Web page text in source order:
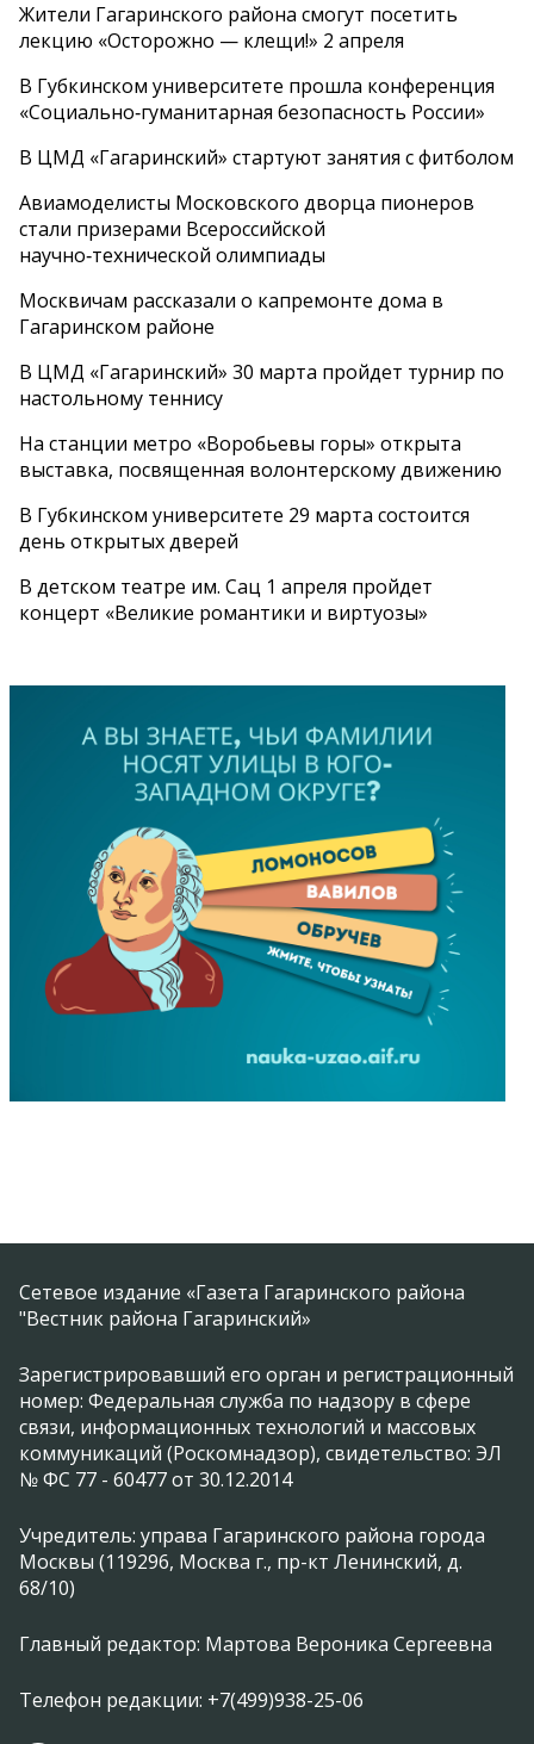
Жители Гагаринского района смогут посетить
лекцию «Осторожно — клещи!» 2 апреля
В Губкинском университете прошла конференция
«Социально‑гуманитарная безопасность России»
В ЦМД «Гагаринский» стартуют занятия с фитболом
Авиамоделисты Московского дворца пионеров
стали призерами Всероссийской
научно‑технической олимпиады
Москвичам рассказали о капремонте дома в
Гагаринском районе
В ЦМД «Гагаринский» 30 марта пройдет турнир по
настольному теннису
На станции метро «Воробьевы горы» открыта
выставка, посвященная волонтерскому движению
В Губкинском университете 29 марта состоится
день открытых дверей
В детском театре им. Сац 1 апреля пройдет
концерт «Великие романтики и виртуозы»
Сетевое издание «Газета Гагаринского района
"Вестник района Гагаринский»
Зарегистрировавший его орган и регистрационный
номер: Федеральная служба по надзору в сфере
связи, информационных технологий и массовых
коммуникаций (Роскомнадзор), свидетельство: ЭЛ
№ ФС 77 - 60477 от 30.12.2014
Учредитель: управа Гагаринского района города
Москвы (119296, Москва г., пр-кт Ленинский, д.
68/10)
Главный редактор: Мартова Вероника Сергеевна
Телефон редакции: +7(499)938-25-06